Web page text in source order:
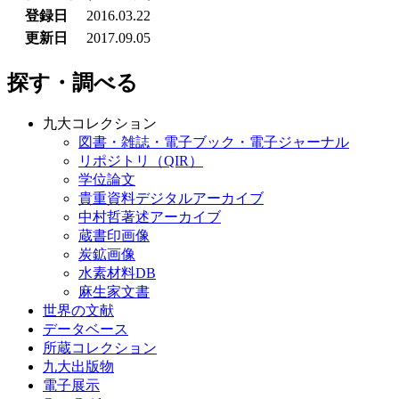
登録日
2016.03.22
更新日
2017.09.05
探す・調べる
九大コレクション
図書・雑誌・電子ブック・電子ジャーナル
リポジトリ（QIR）
学位論文
貴重資料デジタルアーカイブ
中村哲著述アーカイブ
蔵書印画像
炭鉱画像
水素材料DB
麻生家文書
世界の文献
データベース
所蔵コレクション
九大出版物
電子展示